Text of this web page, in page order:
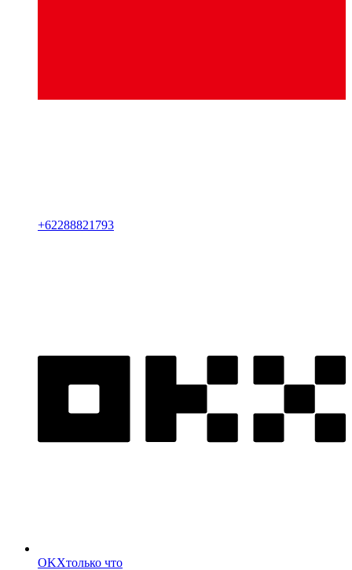
+62288821793
OKXтолько что